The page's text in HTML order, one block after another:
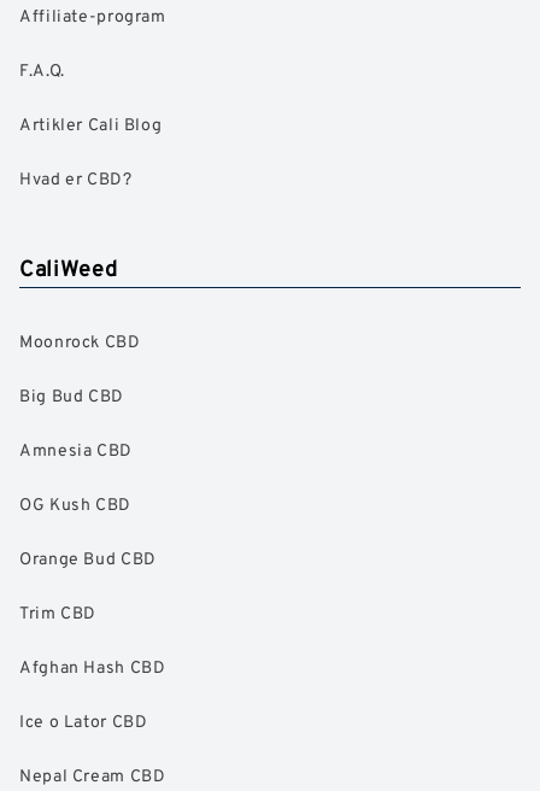
Affiliate-program
F.A.Q.
Artikler Cali Blog
Hvad er CBD?
CaliWeed
Moonrock CBD
Big Bud CBD
Amnesia CBD
OG Kush CBD
Orange Bud CBD
Trim CBD
Afghan Hash CBD
Ice o Lator CBD
Nepal Cream CBD